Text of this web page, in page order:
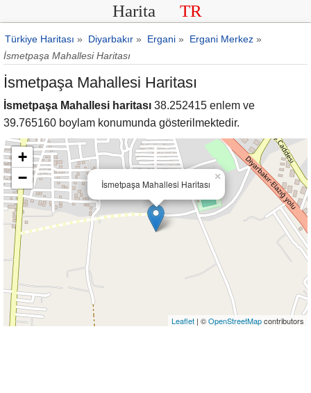
Harita TR
Türkiye Haritası » Diyarbakır » Ergani » Ergani Merkez »
İsmetpaşa Mahallesi Haritası
İsmetpaşa Mahallesi Haritası
İsmetpaşa Mahallesi haritası 38.252415 enlem ve
39.765160 boylam konumunda gösterilmektedir.
İsmetpaşa Mahallesi Haritası
×
+
−
Leaflet | ©OpenStreetMapcontributors